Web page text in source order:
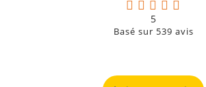
Réduction des interférences grâce
5
Basé sur 539 avis